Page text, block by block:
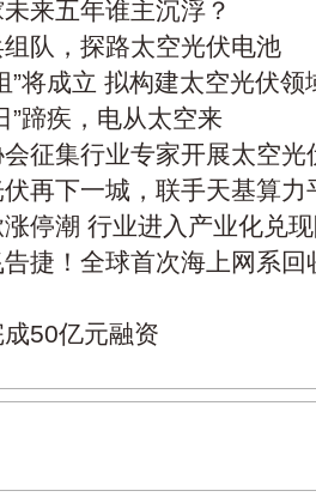
来五年谁主沉浮？
队，探路太空光伏电池
”将成立 拟构建太空光伏
”蹄疾，电从太空来
征集行业专家开展太空光
再下一城，联手天基算
停潮 行业进入产业化兑
捷！全球首次海上网系
50亿元融资